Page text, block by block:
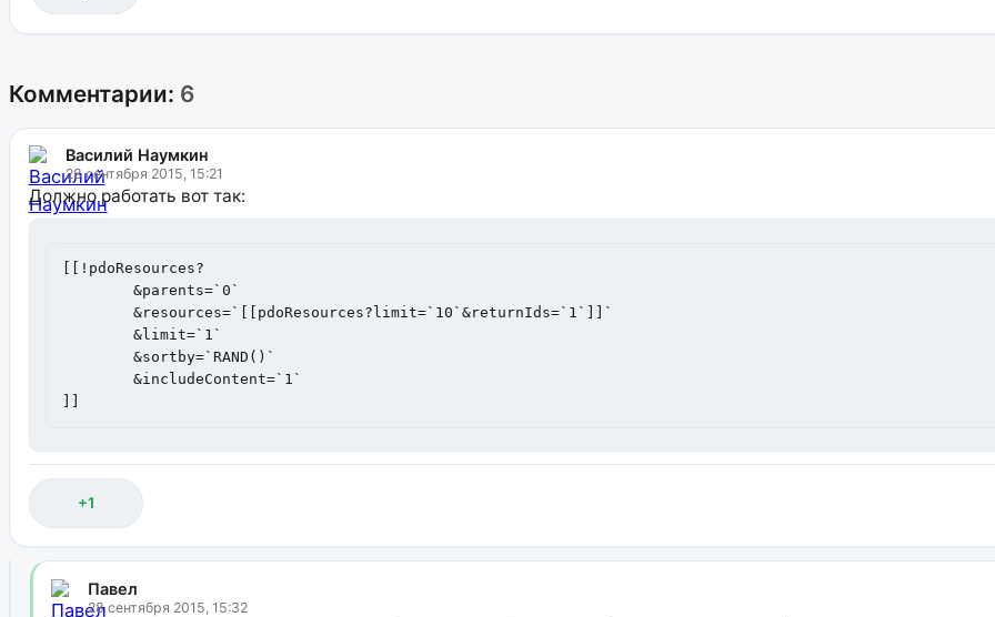
Комментарии: 6
Василий Наумкин
28 сентября 2015, 15:21
Должно работать вот так:
[[!pdoResources?
	&parents=`0`
	&resources=`[[pdoResources?limit=`10`&returnIds=`1`]]`
	&limit=`1`
	&sortby=`RAND()`
	&includeContent=`1`
+1
Павел
28 сентября 2015, 15:32